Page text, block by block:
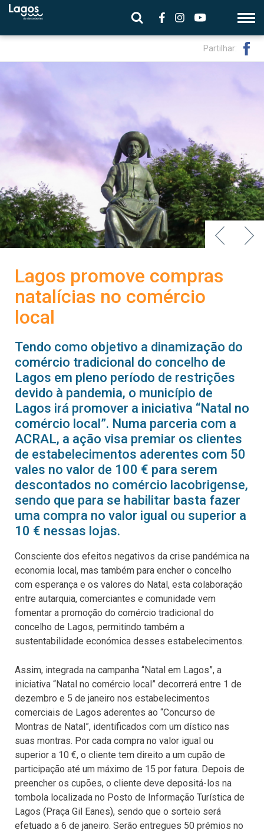
Partilhar:
Lagos promove compras
natalícias no comércio
local
Tendo como objetivo a dinamização do
comércio tradicional do concelho de
Lagos em pleno período de restrições
devido à pandemia, o município de
Lagos irá promover a iniciativa “Natal no
comércio local”. Numa parceria com a
ACRAL, a ação visa premiar os clientes
de estabelecimentos aderentes com 50
vales no valor de 100 € para serem
descontados no comércio lacobrigense,
sendo que para se habilitar basta fazer
uma compra no valor igual ou superior a
10 € nessas lojas.
Consciente dos efeitos negativos da crise pandémica na
economia local, mas também para encher o concelho
com esperança e os valores do Natal, esta colaboração
entre autarquia, comerciantes e comunidade vem
fomentar a promoção do comércio tradicional do
concelho de Lagos, permitindo também a
sustentabilidade económica desses estabelecimentos.
Assim, integrada na campanha “Natal em Lagos”, a
iniciativa “Natal no comércio local” decorrerá entre 1 de
dezembro e 5 de janeiro nos estabelecimentos
comerciais de Lagos aderentes ao “Concurso de
Montras de Natal”, identificados com um dístico nas
suas montras. Por cada compra no valor igual ou
superior a 10 €, o cliente tem direito a um cupão de
participação até um máximo de 15 por fatura. Depois de
preencher os cupões, o cliente deve depositá-los na
tombola localizada no Posto de Informação Turística de
Lagos (Praça Gil Eanes), sendo que o sorteio será
efetuado a 6 de janeiro. Serão entregues 50 prémios no